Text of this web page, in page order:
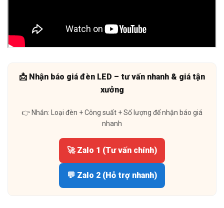
📩 Nhận báo giá đèn LED – tư vấn nhanh & giá tận
xưởng
👉 Nhắn: Loại đèn + Công suất + Số lượng để nhận báo giá
nhanh
🚀 Zalo 1 (Tư vấn chính)
💬 Zalo 2 (Hỗ trợ nhanh)